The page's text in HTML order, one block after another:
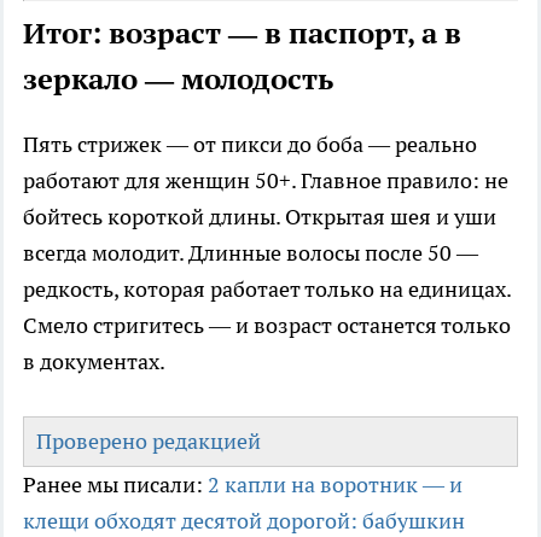
Итог: возраст — в паспорт, а в
зеркало — молодость
Пять стрижек — от пикси до боба — реально
работают для женщин 50+. Главное правило: не
бойтесь короткой длины. Открытая шея и уши
всегда молодит. Длинные волосы после 50 —
редкость, которая работает только на единицах.
Смело стригитесь — и возраст останется только
в документах.
Проверено редакцией
Ранее мы писали: 2 капли на воротник — и
клещи обходят десятой дорогой: бабушкин